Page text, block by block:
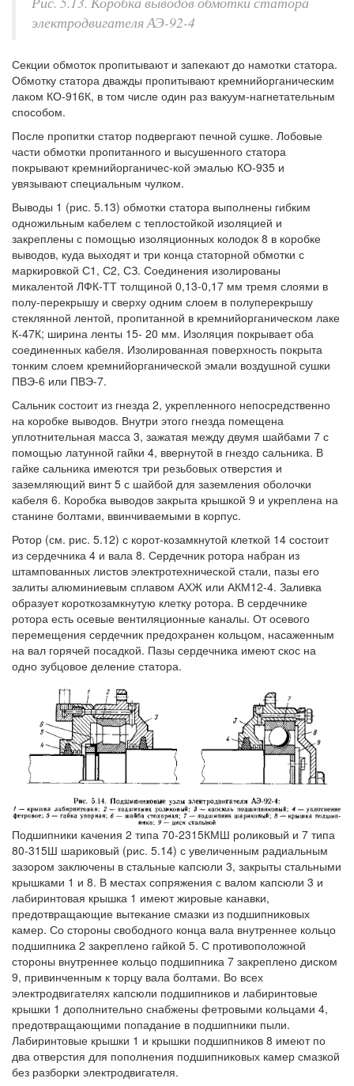
электродвигателя АЭ-92-4
Секции обмоток пропитывают и запекают до намотки статора.
Обмотку статора дважды пропитывают кремнийорганическим
лаком КО-916К, в том числе один раз вакуум-нагнетательным
способом.
После пропитки статор подвергают печной сушке. Лобовые
части обмотки пропитанного и высушенного статора
покрывают кремнийорганичес-кой эмалью КО-935 и
увязывают специальным чулком.
Выводы 1 (рис. 5.13) обмотки статора выполнены гибким
одножильным кабелем с теплостойкой изоляцией и
закреплены с помощью изоляционных колодок 8 в коробке
выводов, куда выходят и три конца статорной обмотки с
маркировкой С1, С2, СЗ. Соединения изолированы
микалентой ЛФК-ТТ толщиной 0,13-0,17 мм тремя слоями в
полу-перекрышу и сверху одним слоем в полуперекрышу
стеклянной лентой, пропитанной в кремнийорганическом лаке
К-47К; ширина ленты 15- 20 мм. Изоляция покрывает оба
соединенных кабеля. Изолированная поверхность покрыта
тонким слоем кремнийорганической эмали воздушной сушки
ПВЭ-6 или ПВЭ-7.
Сальник состоит из гнезда 2, укрепленного непосредственно
на коробке выводов. Внутри этого гнезда помещена
уплотнительная масса 3, зажатая между двумя шайбами 7 с
помощью латунной гайки 4, ввернутой в гнездо сальника. В
гайке сальника имеются три резьбовых отверстия и
заземляющий винт 5 с шайбой для заземления оболочки
кабеля 6. Коробка выводов закрыта крышкой 9 и укреплена на
станине болтами, ввинчиваемыми в корпус.
Ротор (см. рис. 5.12) с корот-козамкнутой клеткой 14 состоит
из сердечника 4 и вала 8. Сердечник ротора набран из
штампованных листов электротехнической стали, пазы его
залиты алюминиевым сплавом АХЖ или АКМ12-4. Заливка
образует короткозамкнутую клетку ротора. В сердечнике
ротора есть осевые вентиляционные каналы. От осевого
перемещения сердечник предохранен кольцом, насаженным
на вал горячей посадкой. Пазы сердечника имеют скос на
одно зубцовое деление статора.
Подшипники качения 2 типа 70-2315КМШ роликовый и 7 типа
80-315Ш шариковый (рис. 5.14) с увеличенным радиальным
зазором заключены в стальные капсюли 3, закрыты стальными
крышками 1 и 8. В местах сопряжения с валом капсюли 3 и
лабиринтовая крышка 1 имеют жировые канавки,
предотвращающие вытекание смазки из подшипниковых
камер. Со стороны свободного конца вала внутреннее кольцо
подшипника 2 закреплено гайкой 5. С противоположной
стороны внутреннее кольцо подшипника 7 закреплено диском
9, привинченным к торцу вала болтами. Во всех
электродвигателях капсюли подшипников и лабиринтовые
крышки 1 дополнительно снабжены фетровыми кольцами 4,
предотвращающими попадание в подшипники пыли.
Лабиринтовые крышки 1 и крышки подшипников 8 имеют по
два отверстия для пополнения подшипниковых камер смазкой
без разборки электродвигателя.